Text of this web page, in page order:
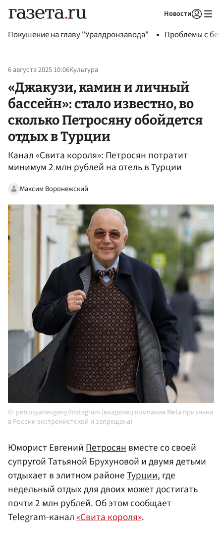
Новости
Покушение на главу "Уралдронзавода" Проблемы с
6 августа 2025 10:06Культура
«Джакузи, камин и личный
бассейн»: стало известно, во
сколько Петросяну обойдется
отдых в Турции
Канал «Свита короля»: Петросян потратит
минимум 2 млн рублей на отель в Турции
Максим Воронежский
petrosyanevgeny/Instagram (владелец компания Meta признана
в России экстремистской и запрещена)
Юморист ЕвгенийПетросянвместе со своей
супругой Татьяной Брухуновой и двумя детьми
отдыхает в элитном районеТурции, где
недельный отдых для двоих может достигать
почти 2 млн рублей. Об этом сообщает
Telegram-канал«Свита короля».